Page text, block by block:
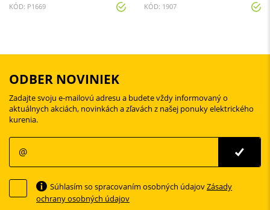
KÓD: P1669 KÓD: 1907
ODBER NOVINIEK
Zadajte svoju e-mailovú adresu a budete vždy informovaný o
aktuálnych akciách, novinkách a zľavách z našej ponuky elektrického
kurenia.
Súhlasím so spracovaním osobných údajovZásady
ochrany osobných údajov